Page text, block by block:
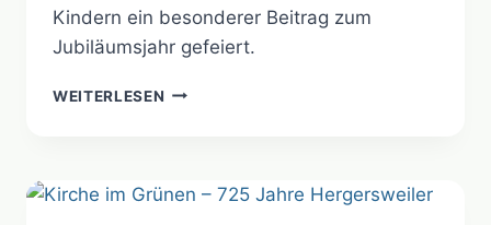
Kindern ein besonderer Beitrag zum
Jubiläumsjahr gefeiert.
WEITERLESEN SPIELPLATZFEST
JAHRE